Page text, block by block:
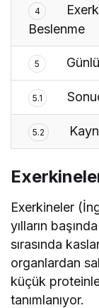
4
Beslenme
5
5.1
5.2
Exerkineler
yılların
sırasında
organlardan
küçük
tanımlanıyor.